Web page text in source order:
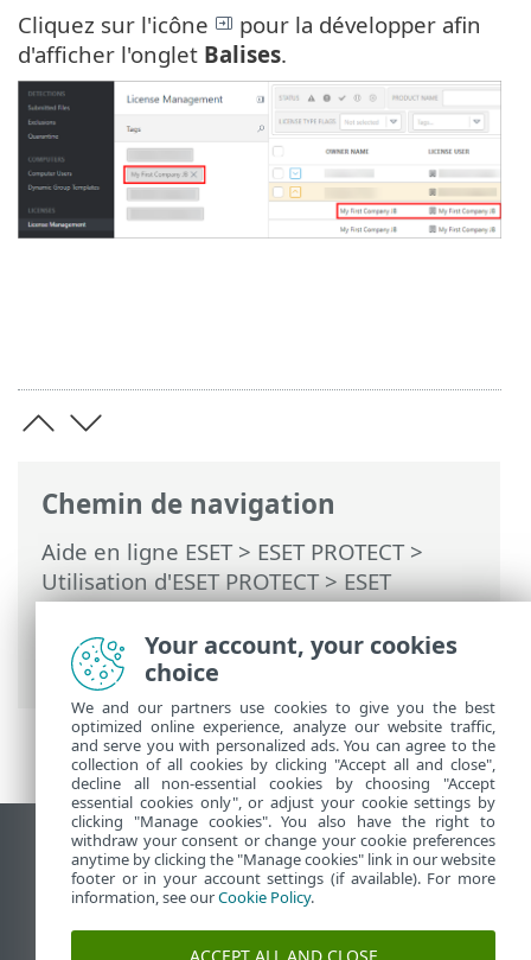
Chemin de navigation
Aide en ligne ESET> ESET PROTECT>
Utilisation d'ESET PROTECT>ESET
PROTECT pour les fournisseurs de
services gérés> Marquage des objets
MSP
Cliquez sur l'icône
pour la développer afin
d'afficher l'onglet Balises.
Afficher le site des postes de travail
End of Life
Base de connaissances ESET
Your account, your cookies
choice
We and our partners use cookies to give you the best
optimized online experience, analyze our website traffic,
and serve you with personalized ads. You can agree to the
collection of all cookies by clicking "Accept all and close",
decline all non-essential cookies by choosing "Accept
essential cookies only", or adjust your cookie settings by
clicking "Manage cookies". You also have the right to
withdraw your consent or change your cookie preferences
anytime by clicking the "Manage cookies" link in our website
footer or in your account settings (if available). For more
information, see ourCookie Policy.